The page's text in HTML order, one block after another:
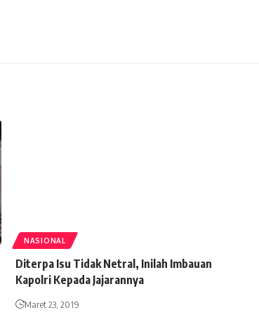
NASIONAL
Diterpa Isu Tidak Netral, Inilah Imbauan
Kapolri Kepada Jajarannya
Maret 23, 2019